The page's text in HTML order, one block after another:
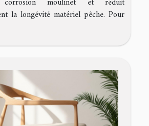
la longévité matériel pêche. Pour